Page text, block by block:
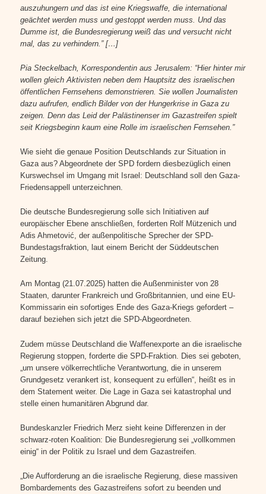
auszuhungern und das ist eine Kriegswaffe, die international
geächtet werden muss und gestoppt werden muss. Und das
Dumme ist, die Bundesregierung weiß das und versucht nicht
mal, das zu verhindern.” […]
Pia Steckelbach, Korrespondentin aus Jerusalem: “Hier hinter mir
wollen gleich Aktivisten neben dem Hauptsitz des israelischen
öffentlichen Fernsehens demonstrieren. Sie wollen Journalisten
dazu aufrufen, endlich Bilder von der Hungerkrise in Gaza zu
zeigen. Denn das Leid der Palästinenser im Gazastreifen spielt
seit Kriegsbeginn kaum eine Rolle im israelischen Fernsehen.”
Wie sieht die genaue Position Deutschlands zur Situation in
Gaza aus? Abgeordnete der SPD fordern diesbezüglich einen
Kurswechsel im Umgang mit Israel: Deutschland soll den Gaza-
Friedensappell unterzeichnen.
Die deutsche Bundesregierung solle sich Initiativen auf
europäischer Ebene anschließen, forderten Rolf Mützenich und
Adis Ahmetović, der außenpolitische Sprecher der SPD-
Bundestagsfraktion, laut einem Bericht der Süddeutschen
Zeitung.
Am Montag (21.07.2025) hatten die Außenminister von 28
Staaten, darunter Frankreich und Großbritannien, und eine EU-
Kommissarin ein sofortiges Ende des Gaza-Kriegs gefordert –
darauf beziehen sich jetzt die SPD-Abgeordneten.
Zudem müsse Deutschland die Waffenexporte an die israelische
Regierung stoppen, forderte die SPD-Fraktion. Dies sei geboten,
„um unsere völkerrechtliche Verantwortung, die in unserem
Grundgesetz verankert ist, konsequent zu erfüllen“, heißt es in
dem Statement weiter. Die Lage in Gaza sei katastrophal und
stelle einen humanitären Abgrund dar.
Bundeskanzler Friedrich Merz sieht keine Differenzen in der
schwarz-roten Koalition: Die Bundesregierung sei „vollkommen
einig“ in der Politik zu Israel und dem Gazastreifen.
„Die Aufforderung an die israelische Regierung, diese massiven
Bombardements des Gazastreifens sofort zu beenden und